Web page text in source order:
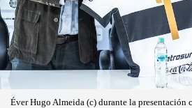
Éver Hugo Almeida (c) durante la presentación